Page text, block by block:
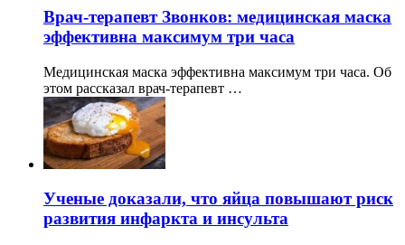
Врач-терапевт Звонков: медицинская маска
эффективна максимум три часа
Медицинская маска эффективна максимум три часа. Об
этом рассказал врач-терапевт …
Ученые доказали, что яйца повышают риск
развития инфаркта и инсульта